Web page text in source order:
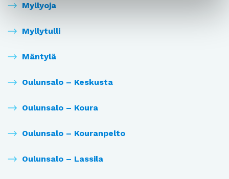
Myllyoja
Myllytulli
Mäntylä
Oulunsalo – Keskusta
Oulunsalo – Koura
Oulunsalo – Kouranpelto
Oulunsalo – Lassila